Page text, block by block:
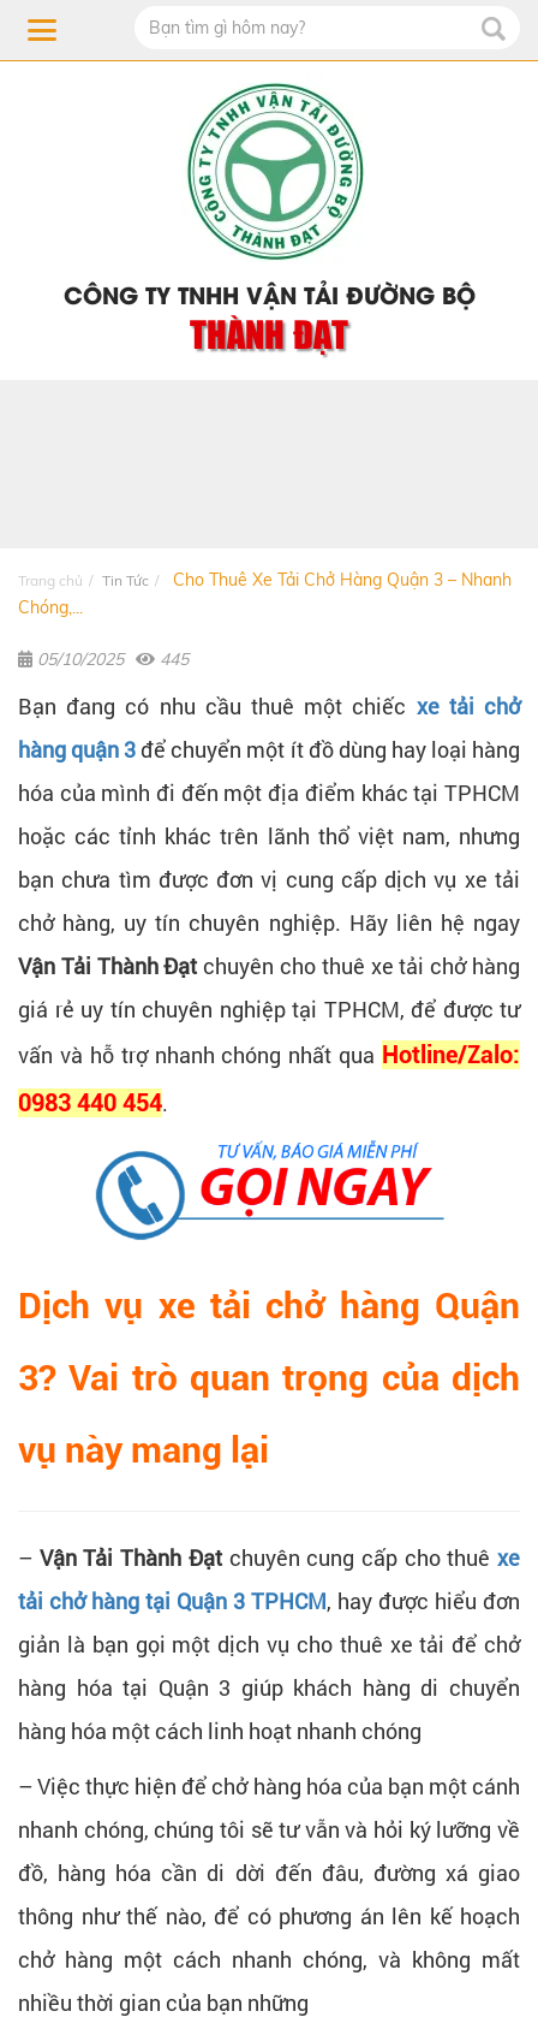
CÔNG TY TNHH VẬN TẢI ĐƯỜNG BỘ
THÀNH ĐẠT
Trang chủ Tin Tức
Cho Thuê Xe Tải Chở Hàng Quận 3 – Nhanh
Chóng,...
05/10/2025 445
Bạn đang có nhu cầu thuê một chiếc xe tải chở
hàng quận 3 để chuyển một ít đồ dùng hay loại hàng
hóa của mình đi đến một địa điểm khác tại TPHCM
hoặc các tỉnh khác trên lãnh thổ việt nam, nhưng
bạn chưa tìm được đơn vị cung cấp dịch vụ xe tải
chở hàng, uy tín chuyên nghiệp. Hãy liên hệ ngay
Vận Tải Thành Đạt chuyên cho thuê xe tải chở hàng
giá rẻ uy tín chuyên nghiệp tại TPHCM, để được tư
vấn và hỗ trợ nhanh chóng nhất qua Hotline/Zalo:
0983 440 454.
Dịch vụ xe tải chở hàng Quận
3? Vai trò quan trọng của dịch
vụ này mang lại
– Vận Tải Thành Đạtchuyên cung cấp cho thuêxe
tải chở hàng tại Quận 3 TPHCM, hay được hiểu đơn
giản là bạn gọi một dịch vụ cho thuê xe tải để chở
hàng hóa tại Quận 3 giúp khách hàng di chuyển
hàng hóa một cách linh hoạt nhanh chóng
– Việc thực hiện để chở hàng hóa của bạn một cánh
nhanh chóng, chúng tôi sẽ tư vẫn và hỏi ký lưỡng về
đồ, hàng hóa cần di dời đến đâu, đường xá giao
thông như thế nào, để có phương án lên kế hoạch
chở hàng một cách nhanh chóng, và không mất
nhiều thời gian của bạn những